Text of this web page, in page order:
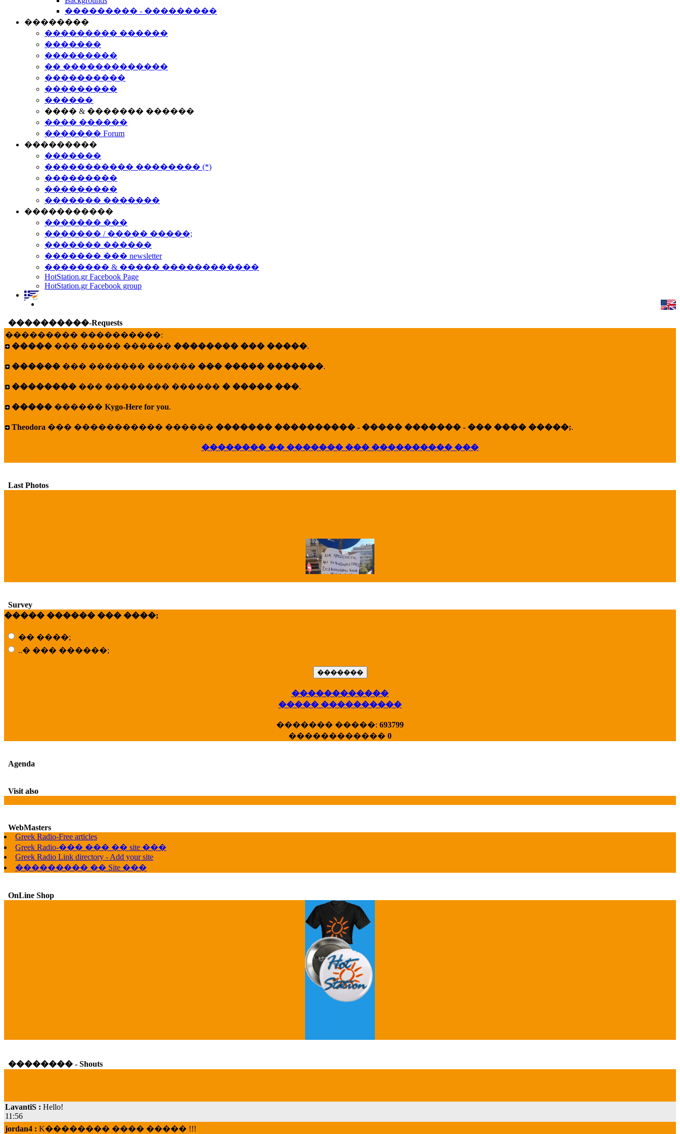
��������� - ���������
��������
��������� ������
�������
���������
�� �������������
����������
���������
������
���� & ������� ������
���� ������
������� Forum
���������
�������
����������� �������� (*)
���������
���������
������� �������
�����������
������� ���
������� / ����� �����;
������� ������
������� ��� newsletter
�������� & ����� ������������
HotStation.gr Facebook Page
HotStation.gr Facebook group
����������-Requests
��������� ����������:
����� ��� ����� ������ �������� ��� �����.
������ ��� ������� ������ ��� ����� �������.
�������� ��� �������� ������ � ����� ���.
����� ������ Kygo-Here for you.
Theodora ��� ����������� ������ ������� ���������� - ����� ������� - ��� ���� �����;.
�������� �� ������� ��� ���������� ���
Last Photos
����� HotStat
...
Grey's Anatomy
Survey
����� ������ ��� ����;
�� ����;
..� ��� ������;
������������
����� ����������
������� �����: 693799
������������ 0
Agenda
Visit also
WebMasters
Greek Radio-Free articles
Greek Radio-��� ��� �� site ���
Greek Radio Link directory - Add your site
��������� �� Site ���
OnLine Shop
�������� - Shouts
11:56
jordan4 :K�������� ���� ����� !!!
19:45